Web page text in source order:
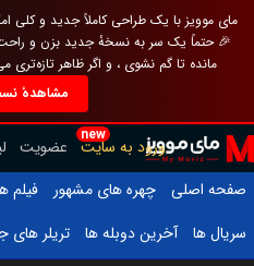
مای موویز با یک طراحی کاملاً جدید و کلی
🎉 حتماً یک سر به نسخهٔ جدید بزن و
مانده تا گم نشوی ، و اگر ظاهر
مشاهدهٔ
new
ورود به سایت عضویت
صفحه اصلی
چهره های مشهور
فیلم
سریال ها
آخرین دوبله ها تریلر های